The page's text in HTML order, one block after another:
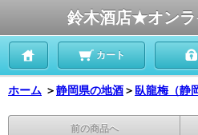
鈴木酒店★オンラ
カート
ホーム ＞静岡県の地酒＞ 臥龍梅（静
前の商品へ